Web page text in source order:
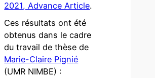
2021, Advance Article.
Ces résultats ont été
obtenus dans le cadre
du travail de thèse de
Marie-Claire Pignié
(UMR NIMBE) :